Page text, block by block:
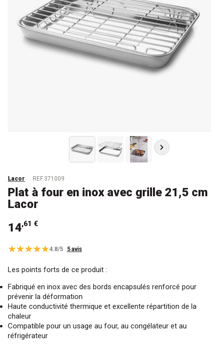
Lacor REF.371009
Plat à four en inox avec grille 21,5 cm
Lacor
14,61 €
4.8/5 5 avis
Les points forts de ce produit :
Fabriqué en inox avec des bords encapsulés renforcé pour
prévenir la déformation
Haute conductivité thermique et excellente répartition de la
chaleur
Compatible pour un usage au four, au congélateur et au
réfrigérateur